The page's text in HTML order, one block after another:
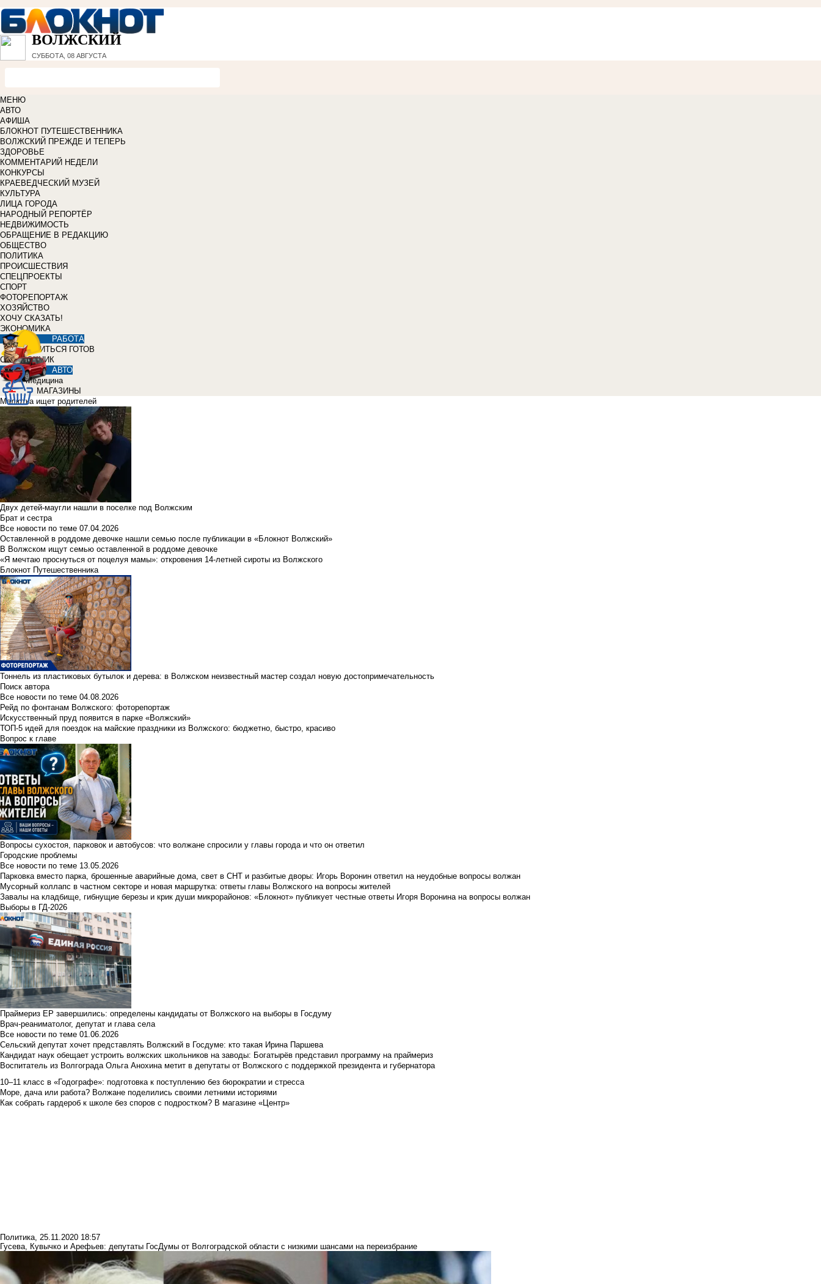
ВОЛЖСКИЙ
СУББОТА, 08 АВГУСТА
МЕНЮ
АВТО
АФИША
БЛОКНОТ ПУТЕШЕСТВЕННИКА
ВОЛЖСКИЙ ПРЕЖДЕ И ТЕПЕРЬ
ЗДОРОВЬЕ
КОММЕНТАРИЙ НЕДЕЛИ
КОНКУРСЫ
КРАЕВЕДЧЕСКИЙ МУЗЕЙ
КУЛЬТУРА
ЛИЦА ГОРОДА
НАРОДНЫЙ РЕПОРТЁР
НЕДВИЖИМОСТЬ
ОБРАЩЕНИЕ В РЕДАКЦИЮ
ОБЩЕСТВО
ПОЛИТИКА
ПРОИСШЕСТВИЯ
СПЕЦПРОЕКТЫ
СПОРТ
ФОТОРЕПОРТАЖ
ХОЗЯЙСТВО
ХОЧУ СКАЗАТЬ!
ЭКОНОМИКА
РАБОТА
УЧИТЬСЯ ГОТОВ
СПРАВОЧНИК
АВТО
Медицина
МАГАЗИНЫ
Малютка ищет родителей
Двух детей-маугли нашли в поселке под Волжским
Брат и сестра
Все новости по теме 07.04.2026
Оставленной в роддоме девочке нашли семью после публикации в «Блокнот Волжский»
В Волжском ищут семью оставленной в роддоме девочке
«Я мечтаю проснуться от поцелуя мамы»: откровения 14-летней сироты из Волжского
Блокнот Путешественника
Тоннель из пластиковых бутылок и дерева: в Волжском неизвестный мастер создал новую достопримечательность
Поиск автора
Все новости по теме 04.08.2026
Рейд по фонтанам Волжского: фоторепортаж
Искусственный пруд появится в парке «Волжский»
ТОП-5 идей для поездок на майские праздники из Волжского: бюджетно, быстро, красиво
Вопрос к главе
Вопросы сухостоя, парковок и автобусов: что волжане спросили у главы города и что он ответил
Городские проблемы
Все новости по теме 13.05.2026
Парковка вместо парка, брошенные аварийные дома, свет в СНТ и разбитые дворы: Игорь Воронин ответил на неудобные вопросы волжан
Мусорный коллапс в частном секторе и новая маршрутка: ответы главы Волжского на вопросы жителей
Завалы на кладбище, гибнущие березы и крик души микрорайонов: «Блокнот» публикует честные ответы Игоря Воронина на вопросы волжан
Выборы в ГД-2026
Праймериз ЕР завершились: определены кандидаты от Волжского на выборы в Госдуму
Врач-реаниматолог, депутат и глава села
Все новости по теме 01.06.2026
Сельский депутат хочет представлять Волжский в Госдуме: кто такая Ирина Паршева
Кандидат наук обещает устроить волжских школьников на заводы: Богатырёв представил программу на праймериз
Воспитатель из Волгограда Ольга Анохина метит в депутаты от Волжского с поддержкой президента и губернатора
10–11 класс в «Годографе»: подготовка к поступлению без бюрократии и стресса
Море, дача или работа? Волжане поделились своими летними историями
Как собрать гардероб к школе без споров с подростком? В магазине «Центр»
Политика, 25.11.2020 18:57
Гусева, Кувычко и Арефьев: депутаты ГосДумы от Волгоградской области с низкими шансами на переизбрание